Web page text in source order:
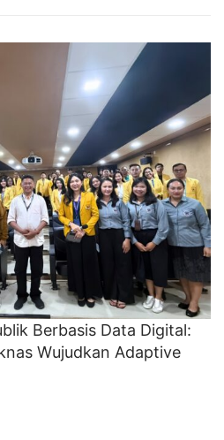
Berbasis Data Digital:
Wujudkan Adaptive